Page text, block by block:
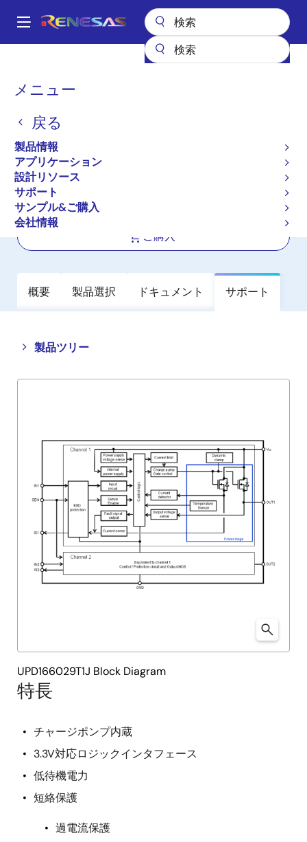
ン
Main
メニュー
戻る
製品情報
アプリケーション
設計リソース
サポート
サンプル&ご購入
会社情報
パ
く
ず
パワー & パワーマネジメント
UPD166029T1J
UPD166029T1J
アクティブ
インテリジェントパワーデバイス
ご購入
概要 製品選択 ドキュメント サポート
製品ツリー
Close
tree
Open
tree
特長
チャージポンプ内蔵
3.3V対応ロジックインタフェース
低待機電力
短絡保護
過電流保護
UPD166029T1J Block Diagram